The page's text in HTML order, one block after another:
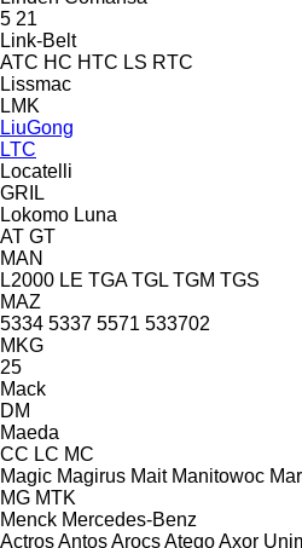
5 21
Link-Belt
ATC HC HTC LS RTC
Lissmac
LMK
LiuGong
LTC
Locatelli
GRIL
Lokomo Luna
AT GT
MAN
L2000 LE TGA TGL TGM TGS
MAZ
5334 5337 5571 533702
MKG
25
Mack
DM
Maeda
CC LC MC
Magic Magirus Mait Manitowoc
MG MTK
Menck Mercedes-Benz
ActrosAntosArocsAtegoAxor